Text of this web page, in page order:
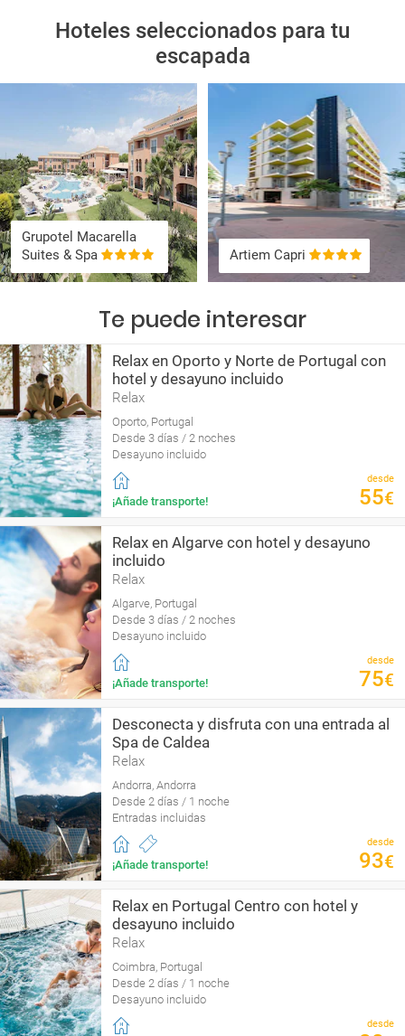
Hoteles seleccionados para tu
escapada
Grupotel Macarella
Suites & Spa
Artiem Capri
Te puede interesar
Relax en Oporto y Norte de Portugal con
hotel y desayuno incluido
Relax
Oporto, Portugal
Desde 3 días / 2 noches
Desayuno incluido
¡Añade transporte!
desde
55€
Relax en Algarve con hotel y desayuno
incluido
Relax
Algarve, Portugal
Desde 3 días / 2 noches
Desayuno incluido
¡Añade transporte!
desde
75€
Desconecta y disfruta con una entrada al
Spa de Caldea
Relax
Andorra, Andorra
Desde 2 días / 1 noche
Entradas incluidas
¡Añade transporte!
desde
93€
Relax en Portugal Centro con hotel y
desayuno incluido
Relax
Coimbra, Portugal
Desde 2 días / 1 noche
Desayuno incluido
desde